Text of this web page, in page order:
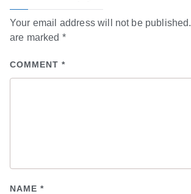
Your email address will not be published.
are marked *
COMMENT *
NAME *